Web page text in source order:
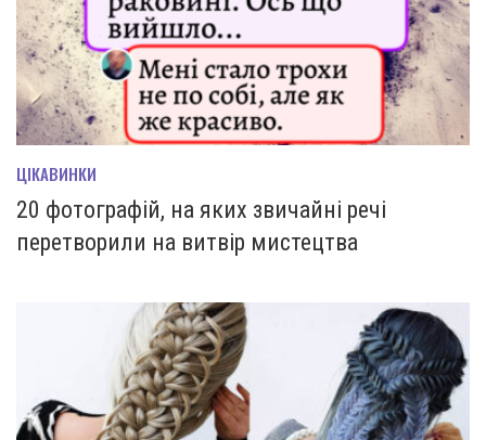
ЦІКАВИНКИ
20 фотографій, на яких звичайні речі
перетворили на витвір мистецтва